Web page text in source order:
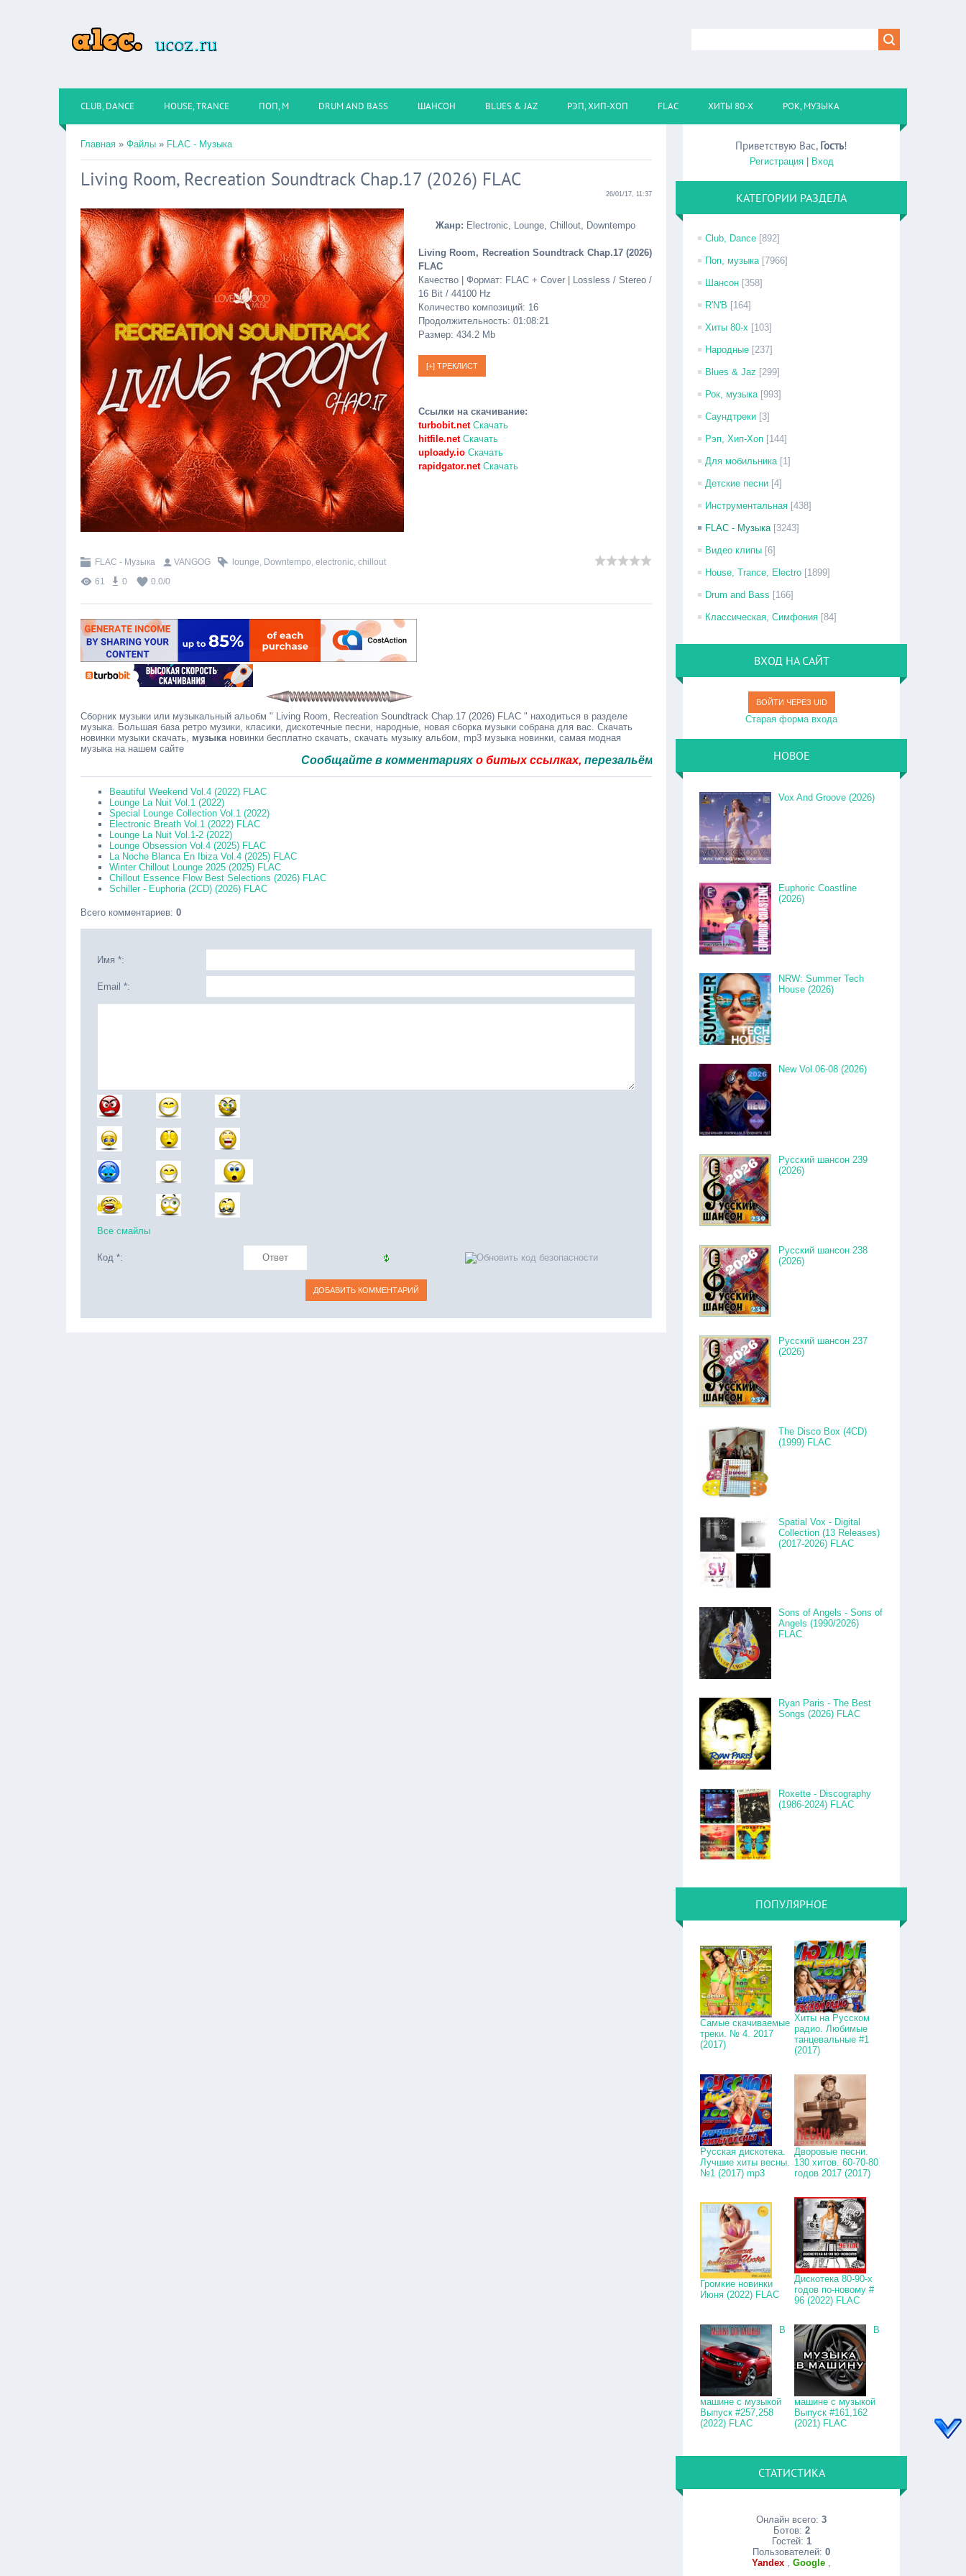
CLUB, DANCE HOUSE, TRANCE ПОП, М DRUM AND BASS ШАНСОН BLUES & JAZ РЭП, ХИП-ХОП FLAC ХИТЫ 80-Х РОК, МУЗЫКА
Главная » Файлы » FLAC - Музыка
Living Room, Recreation Soundtrack Chap.17 (2026) FLAC
26/01/17, 11:37
Жанр: Electronic, Lounge, Chillout, Downtempo
Living Room, Recreation Soundtrack Chap.17 (2026)
FLAC
Качество | Формат: FLAC + Cover | Lossless / Stereo /
16 Bit / 44100 Hz
Количество композиций: 16
Продолжительность: 01:08:21
Размер: 434.2 Mb
Ссылки на скачивание:
turbobit.netСкачать
hitfile.netСкачать
uploady.io Скачать
rapidgator.netСкачать
FLAC - Музыка VANGOG lounge, Downtempo, electronic, chillout
61
0 0.0/0
Сборник музыки или музыкальный альобм " Living Room, Recreation Soundtrack Chap.17 (2026) FLAC " находиться в разделе
музыка. Большая база ретро музики, класики, дискотечные песни, народные, новая сборка музыки собрана для вас. Скачать
новинки музыки скачать, музыкановинки бесплатно скачать, скачать музыку альбом, mp3 музыка новинки, самая модная
музыка на нашем сайте
Сообщайте в комментарияхо битых ссылках,перезальём быстро.
Beautiful Weekend Vol.4 (2022) FLAC
Lounge La Nuit Vol.1 (2022)
Special Lounge Collection Vol.1 (2022)
Electronic Breath Vol.1 (2022) FLAC
Lounge La Nuit Vol.1-2 (2022)
Lounge Obsession Vol.4 (2025) FLAC
La Noche Blanca En Ibiza Vol.4 (2025) FLAC
Winter Chillout Lounge 2025 (2025) FLAC
Chillout Essence Flow Best Selections (2026) FLAC
Schiller - Euphoria (2CD) (2026) FLAC
Всего комментариев: 0
Имя *:
Email *:
Все смайлы
Код *:
Приветствую Вас, Гость!
Регистрация| Вход
КАТЕГОРИИ РАЗДЕЛА
Club, Dance [892]
Поп, музыка [7966]
Шансон [358]
R'N'B [164]
Хиты 80-х [103]
Народные [237]
Blues & Jaz [299]
Рок, музыка [993]
Саундтреки [3]
Рэп, Хип-Хоп [144]
Для мобильника [1]
Детские песни [4]
Инструментальная [438]
FLAC - Музыка [3243]
Видео клипы [6]
House, Trance, Electro [1899]
Drum and Bass [166]
Классическая, Симфония [84]
ВХОД НА САЙТ
ВОЙТИ ЧЕРЕЗ UID
Старая форма входа
НОВОЕ
Vox And Groove (2026)
Euphoric Coastline
(2026)
NRW: Summer Tech
House (2026)
New Vol.06-08 (2026)
Русский шансон 239
(2026)
Русский шансон 238
(2026)
Русский шансон 237
(2026)
The Disco Box (4CD)
(1999) FLAC
Spatial Vox - Digital
Collection (13 Releases)
(2017-2026) FLAC
Sons of Angels - Sons of
Angels (1990/2026)
FLAC
Ryan Paris - The Best
Songs (2026) FLAC
Roxette - Discography
(1986-2024) FLAC
ПОПУЛЯРНОЕ
Самые скачиваемые
треки. № 4. 2017
(2017)
Хиты на Русском
радио. Любимые
танцевальные #1
(2017)
Русская дискотека.
Лучшие хиты весны.
№1 (2017) mp3
Дворовые песни.
130 хитов. 60-70-80
годов 2017 (2017)
Громкие новинки
Июня (2022) FLAC
Дискотека 80-90-х
годов по-новому #
96 (2022) FLAC
В
машине с музыкой
Выпуск #257,258
(2022) FLAC
В
машине с музыкой
Выпуск #161,162
(2021) FLAC
СТАТИСТИКА
Онлайн всего:3
Ботов: 2
Гостей: 1
Пользователей:0
Yandex ,Google ,